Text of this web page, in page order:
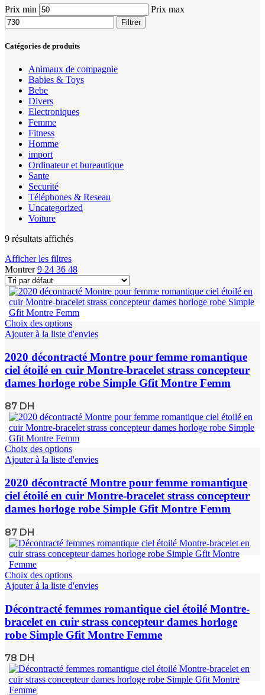
Prix min Prix max
Filtrer
Catégories de produits
Animaux de compagnie
Babies & Toys
Bebe
Divers
Electroniques
Femme
Fitness
Homme
import
Ordinateur et bureautique
Sante
Securité
Téléphones & Reseau
Uncategorized
Voiture
9 résultats affichés
Afficher les filtres
Montrer9 24 36 48
Choix des options
Ajouter à la liste d'envies
2020 décontracté Montre pour femme romantique
ciel étoilé en cuir Montre-bracelet strass concepteur
dames horloge robe Simple Gfit Montre Femm
87 DH
Choix des options
Ajouter à la liste d'envies
2020 décontracté Montre pour femme romantique
ciel étoilé en cuir Montre-bracelet strass concepteur
dames horloge robe Simple Gfit Montre Femm
87 DH
Choix des options
Ajouter à la liste d'envies
Décontracté femmes romantique ciel étoilé Montre-
bracelet en cuir strass concepteur dames horloge
robe Simple Gfit Montre Femme
78 DH